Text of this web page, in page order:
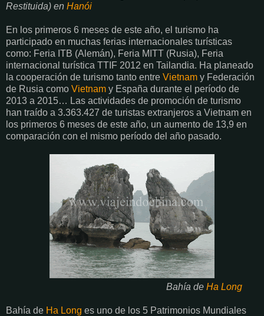
Restituida) en Hanói
En los primeros 6 meses de este año, el turismo ha
participado en muchas ferias internacionales turísticas
como: Feria ITB (Alemán), Feria MITT (Rusia), Feria
internacional turística TTIF 2012 en Tailandia. Ha planeado
la cooperación de turismo tanto entre Vietnam y Federación
de Rusia como Vietnam y España durante el período de
2013 a 2015… Las actividades de promoción de turismo
han traído a 3.363.427 de turistas extranjeros a Vietnam en
los primeros 6 meses de este año, un aumento de 13,9 en
comparación con el mismo período del año pasado.
Bahía de Ha Long
Bahía de Ha Long es uno de los 5 Patrimonios Mundiales